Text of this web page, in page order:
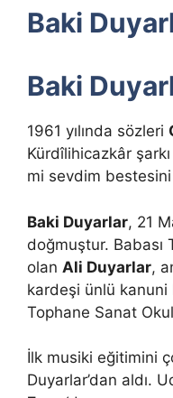
Baki
Baki
1961 yılında sözleri
Kürdîlihicazkâr
mi sevdim bestesini
Baki Duyarlar, 21
doğmuştur. Babası
olan Ali Duyarlar,
kardeşi ünlü kanuni
Tophane Sanat
İlk musiki eğitimini
Duyarlar’dan aldı.